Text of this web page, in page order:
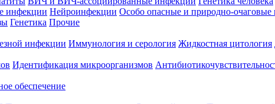
инфекции Нейроинфекции Особо опасные и природно-
Генетика Прочие
инфекции Иммунология и серология Жидкостная цитология
Идентификация микроорганизмов
обеспечение